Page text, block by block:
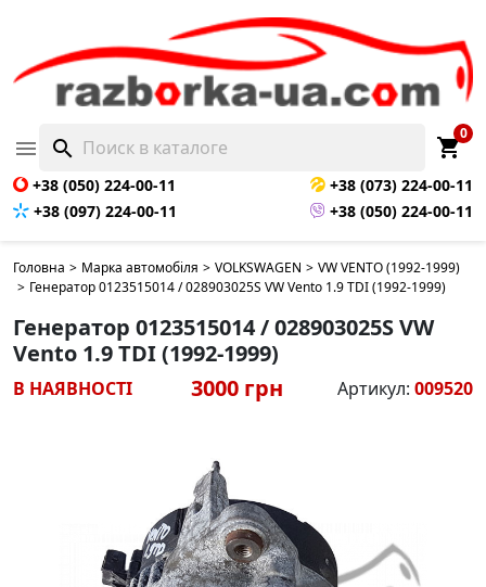
 search shopping_cart
0
+38 (050) 224-00-11
+38 (073) 224-00-11
+38 (097) 224-00-11
+38 (050) 224-00-11
Головна > Марка автомобіля > VOLKSWAGEN > VW VENTO (1992-1999)
> Генератор 0123515014 / 028903025S VW Vento 1.9 TDI (1992-1999)
Генератор 0123515014 / 028903025S VW
Vento 1.9 TDI (1992-1999)
В НАЯВНОСТІ 3000 грн Артикул: 009520